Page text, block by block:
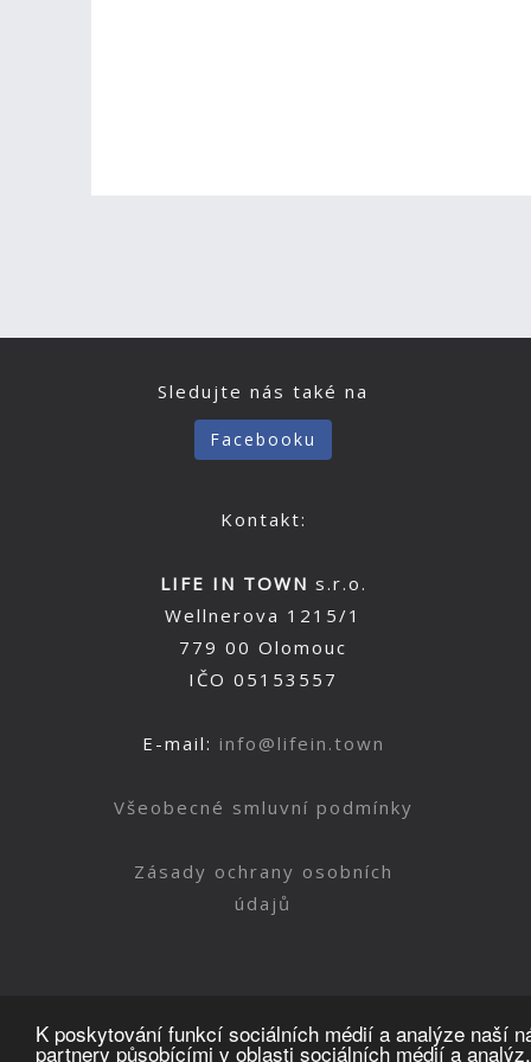
K poskytování funkcí sociálních médií a analýze naší
partnery působícími v oblasti sociálních médií a analýz.
Sledujte nás také na
Facebooku
Kontakt:
LIFE IN TOWN s.r.o.
Wellnerova 1215/1
779 00 Olomouc
IČO 05153557
E-mail: info@lifein.town
Všeobecné smluvní podmínky
Zásady ochrany osobních
údajů